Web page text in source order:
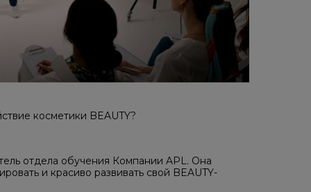
косметики BEAUTY?
отдела обучения Компании APL. Она
и красиво развивать свой BEAUTY-